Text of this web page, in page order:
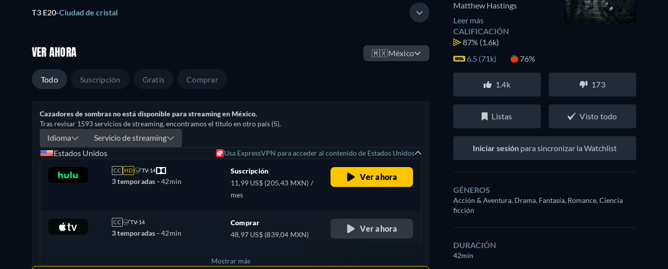
T3 E20-Ciudad de cristal
VER AHORA 🇲🇽México
Todo Suscripción Gratis Comprar
Cazadores de sombras no está disponible para streaming en México.
Tras revisar 1593 servicios de streaming, encontramos el título en otro país (5).
Idioma
Servicio de streaming
Estados Unidos
Usa ExpressVPN para acceder al contenido de Estados Unidos
CC HD TV-14
3 temporadas -42min
Suscripción
11,99 US$ (205,43 MXN) /
mes
Ver ahora
CC TV-14
3 temporadas -42min
Comprar
48,97 US$ (839,04 MXN)
Ver ahora
Mostrar más
Matthew Hastings
Leer más
CALIFICACIÓN
87% (1.6k)
6.5 (71k)
76%
1.4k 173
Listas Visto todo
Iniciar sesión para sincronizar la Watchlist
GÉNEROS
Acción & Aventura, Drama, Fantasía, Romance, Ciencia
ficción
DURACIÓN
42min